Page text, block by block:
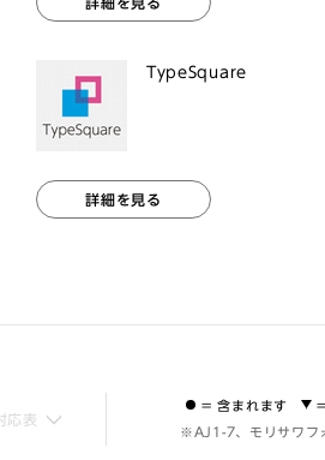
TypeSquare
詳細を見る
応表
= 含まれます
※AJ1-7、モリサワフ